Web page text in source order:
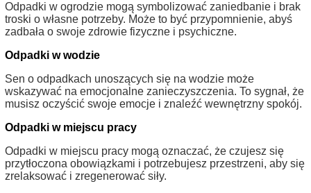
Odpadki w ogrodzie mogą symbolizować zaniedbanie i brak
troski o własne potrzeby. Może to być przypomnienie, abyś
zadbała o swoje zdrowie fizyczne i psychiczne.
Odpadki w wodzie
Sen o odpadkach unoszących się na wodzie może
wskazywać na emocjonalne zanieczyszczenia. To sygnał, że
musisz oczyścić swoje emocje i znaleźć wewnętrzny spokój.
Odpadki w miejscu pracy
Odpadki w miejscu pracy mogą oznaczać, że czujesz się
przytłoczona obowiązkami i potrzebujesz przestrzeni, aby się
zrelaksować i zregenerować siły.